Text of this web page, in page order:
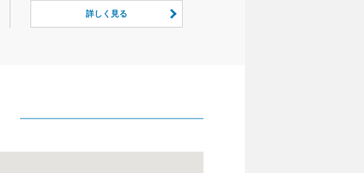
詳しく見る